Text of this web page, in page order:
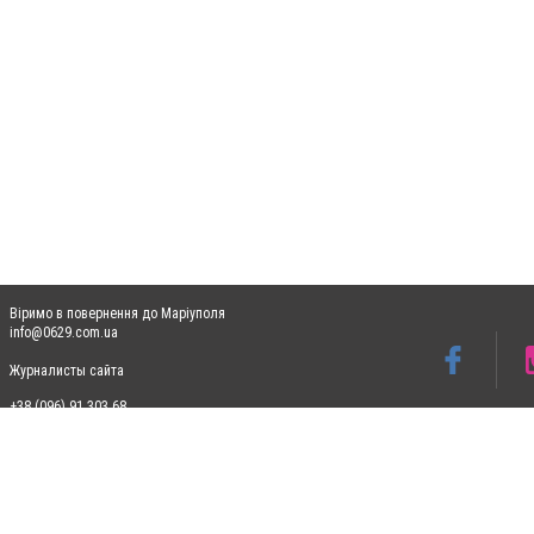
Віримо в повернення до Маріуполя
info@0629.com.ua
Журналисты сайта
+38 (096) 91 303 68